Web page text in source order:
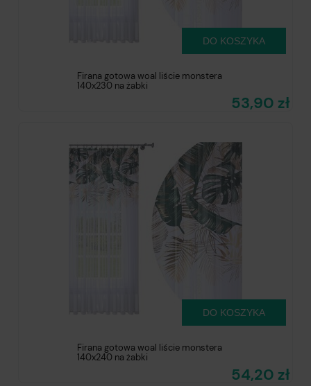
Firana gotowa woal liście monstera
140x230 na żabki
53,90 zł
DO KOSZYKA
Firana gotowa woal liście monstera
140x240 na żabki
54,20 zł
DO KOSZYKA